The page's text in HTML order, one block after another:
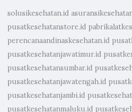
solusikesehatan.id
pusatkesehatanstore.id
perencanaandinaskesehatan.id
pusatkesehatanjawatimur.id
pusatkesehatansumbar.id
pusatkesehatanjawatengah.id
pusatkesehatanjambi.id
pusatkesehatanmaluku.id